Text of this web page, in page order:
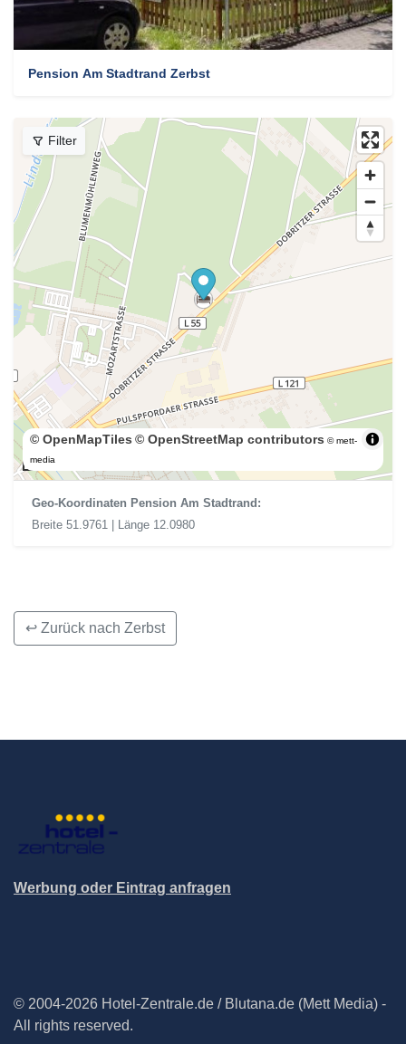
Pension Am Stadtrand Zerbst
200 m
© OpenMapTiles © OpenStreetMap contributors © mett-
media
Filter
Geo-Koordinaten Pension Am Stadtrand:
Breite 51.9761 | Länge 12.0980
↩ Zurück nach Zerbst
Werbung oder Eintrag anfragen
© 2004-2026 Hotel-Zentrale.de / Blutana.de (Mett Media) -
All rights reserved.